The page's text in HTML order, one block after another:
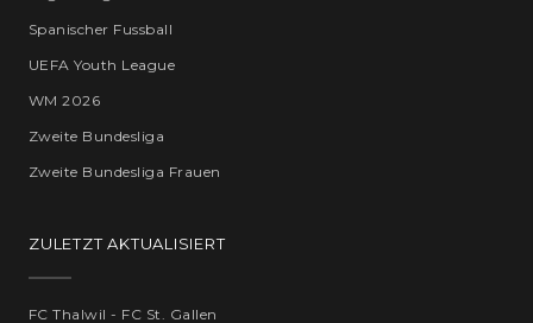
Spanischer Fussball
UEFA Youth League
WM 2026
Zweite Bundesliga
Zweite Bundesliga Frauen
ZULETZT AKTUALISIERT
FC Thalwil - FC St. Gallen